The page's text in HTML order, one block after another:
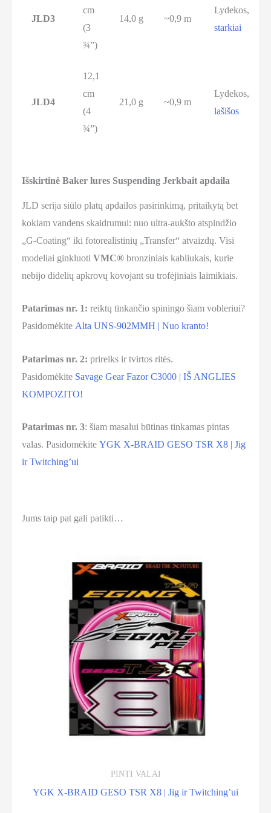
JLD3
cm
(3
¾”)
14,0 g ~0,9 m
Lydekos,
starkiai
JLD4
12,1
cm
(4
¾”)
21,0 g ~0,9 m
Lydekos,
lašišos
Išskirtinė Baker lures Suspending Jerkbait apdaila
JLD serija siūlo platų apdailos pasirinkimą, pritaikytą bet
kokiam vandens skaidrumui: nuo ultra-aukšto atspindžio
„G-Coating“ iki fotorealistinių „Transfer“ atvaizdų. Visi
modeliai ginkluoti VMC® bronziniais kabliukais, kurie
nebijo didelių apkrovų kovojant su trofėjiniais laimikiais.
Patarimas nr. 1: reiktų tinkančio spiningo šiam vobleriui?
Pasidomėkite Alta UNS-902MMH | Nuo kranto!
Patarimas nr. 2: prireiks ir tvirtos ritės.
Pasidomėkite Savage Gear Fazor C3000 | IŠ ANGLIES
KOMPOZITO!
Patarimas nr. 3: šiam masalui būtinas tinkamas pintas
valas. Pasidomėkite YGK X-BRAID GESO TSR X8 | Jig
ir Twitching’ui
Jums taip pat gali patikti…
PINTI VALAI
YGK X-BRAID GESO TSR X8 | Jig ir Twitching’ui